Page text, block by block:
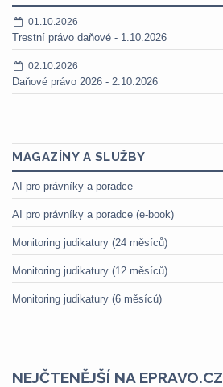
01.10.2026
Trestní právo daňové - 1.10.2026
02.10.2026
Daňové právo 2026 - 2.10.2026
MAGAZÍNY A SLUŽBY
AI pro právníky a poradce
AI pro právníky a poradce (e-book)
Monitoring judikatury (24 měsíců)
Monitoring judikatury (12 měsíců)
Monitoring judikatury (6 měsíců)
NEJČTENĚJŠÍ NA EPRAVO.CZ